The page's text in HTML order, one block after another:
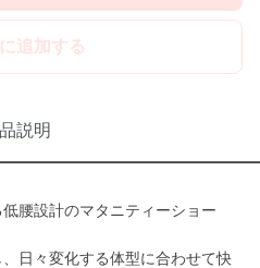
追加する
説明
腰設計のマタニティーショー
日々変化する体型に合わせて快